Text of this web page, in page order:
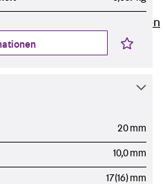
Karriere
Stellenausschreibungen
Unsere Standorte
20 mm
10,0 mm
17(16) mm